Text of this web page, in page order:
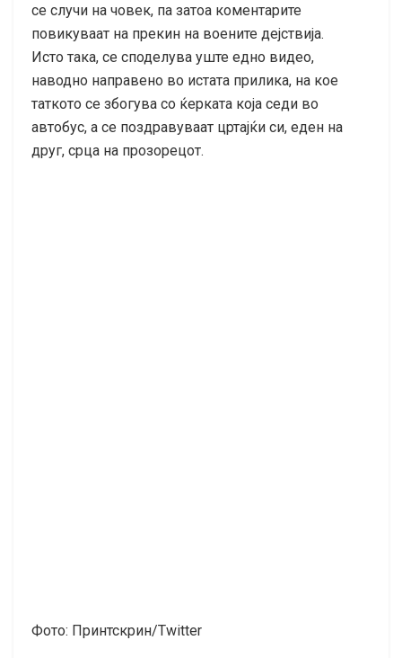
се случи на човек, па затоа коментарите
повикуваат на прекин на воените дејствија.
Исто така, се споделува уште едно видео,
наводно направено во истата прилика, на кое
таткото се збогува со ќерката која седи во
автобус, а се поздравуваат цртајќи си, еден на
друг, срца на прозорецот.
Фото: Принтскрин/Twitter